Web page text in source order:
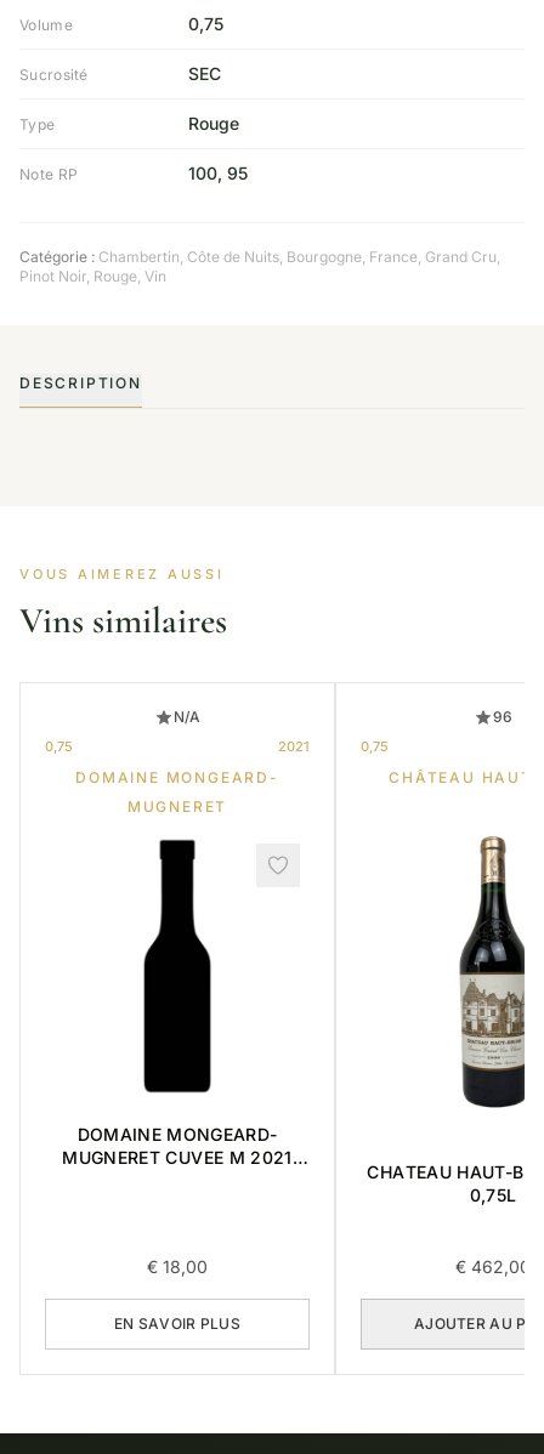
Volume 0,75
Sucrosité SEC
Type Rouge
Note RP 100, 95
Catégorie : Chambertin, Côte de Nuits, Bourgogne, France, Grand Cru,
Pinot Noir, Rouge, Vin
DESCRIPTION
VOUS AIMEREZ AUSSI
Vins similaires
N/A
0,75 2021
DOMAINE MONGEARD-
MUGNERET
DOMAINE MONGEARD-
MUGNERET CUVEE M 2021
€ 18,00
EN SAVOIR PLUS
96
0,75
CHÂTEAU HAUT-
CHATEAU HAUT-
0,75L
€ 462,00
AJOUTER AU